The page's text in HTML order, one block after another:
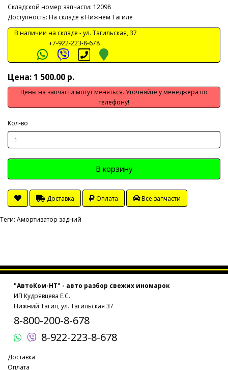
Складской номер запчасти: 12098
Доступность: На складе в Нижнем Тагиле
В наличии на складе -ул. Тагильская, 37
+7-922-223-8-678
Цена: 1 500.00 р.
Цены на запчасти могут меняться. Уточняйте у менеджера по
телефону!
Кол-во
В корзину
Доставка Оплата Все запчасти
Теги: Амортизатор задний
"АвтоКом-НТ" - авто разбор свежих иномарок
ИП Кудрявцева Е.С.
Нижний Тагил, ул. Тагильская 37
8-800-200-8-678
8-922-223-8-678
Доставка
Оплата